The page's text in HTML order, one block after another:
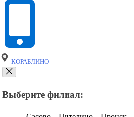
КОРАБЛИНО
Выберите филиал: